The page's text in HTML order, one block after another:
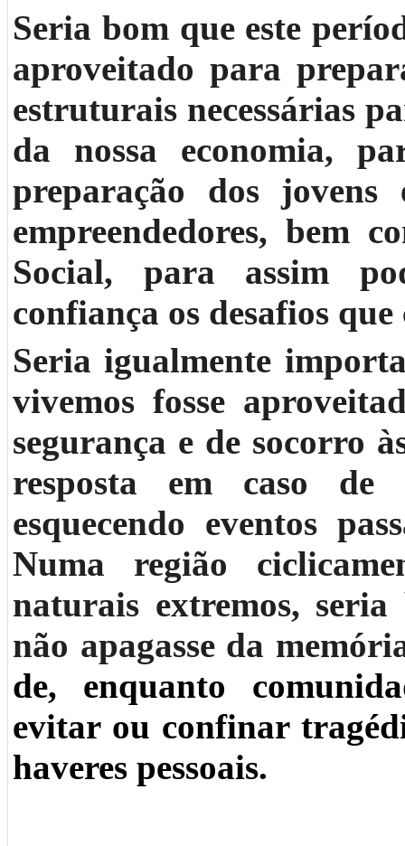
Seria bom que este
aproveitado para
estruturais necessárias
da nossa economia,
preparação dos
empreendedores, bem
Social, para assim
confiança os desafios
Seria igualmente
vivemos fosse
segurança e de socorro
resposta em caso de
esquecendo eventos
Numa região
naturais extremos,
não apagasse da
de, enquanto
evitar ou confinar
haveres pessoais.